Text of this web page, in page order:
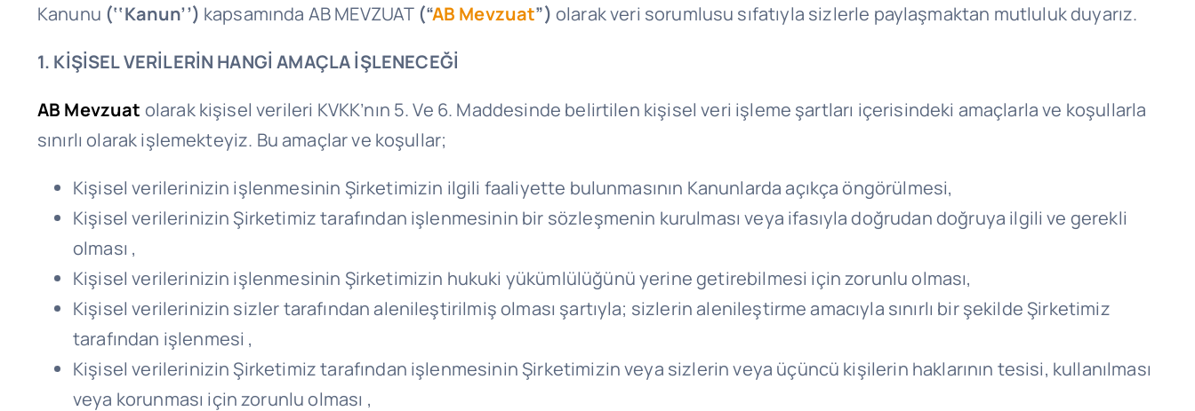
Kanunu (‘‘Kanun’’) kapsamında AB MEVZUAT (“AB Mevzuat”) olarak veri sorumlusu sıfatıyla sizlerle paylaşmaktan mutluluk duyarız.
1. KİŞİSEL VERİLERİN HANGİ AMAÇLA İŞLENECEĞİ
AB Mevzuat olarak kişisel verileri KVKK’nın 5. Ve 6. Maddesinde belirtilen kişisel veri işleme şartları içerisindeki amaçlarla ve koşullarla
sınırlı olarak işlemekteyiz. Bu amaçlar ve koşullar;
Kişisel verilerinizin işlenmesinin Şirketimizin ilgili faaliyette bulunmasının Kanunlarda açıkça öngörülmesi,
Kişisel verilerinizin Şirketimiz tarafından işlenmesinin bir sözleşmenin kurulması veya ifasıyla doğrudan doğruya ilgili ve gerekli
olması ,
Kişisel verilerinizin işlenmesinin Şirketimizin hukuki yükümlülüğünü yerine getirebilmesi için zorunlu olması,
Kişisel verilerinizin sizler tarafından alenileştirilmiş olması şartıyla; sizlerin alenileştirme amacıyla sınırlı bir şekilde Şirketimiz
tarafından işlenmesi ,
Kişisel verilerinizin Şirketimiz tarafından işlenmesinin Şirketimizin veya sizlerin veya üçüncü kişilerin haklarının tesisi, kullanılması
veya korunması için zorunlu olması ,